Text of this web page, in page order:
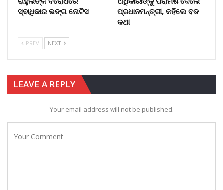
ସ୍ବାଧିକାର ଭଙ୍ଗ ନୋଟିସ
ପ୍ରଧାନମନ୍ତ୍ରୀ, କହିଲେ ବଡ
କଥା
PREV NEXT
LEAVE A REPLY
Your email address will not be published.